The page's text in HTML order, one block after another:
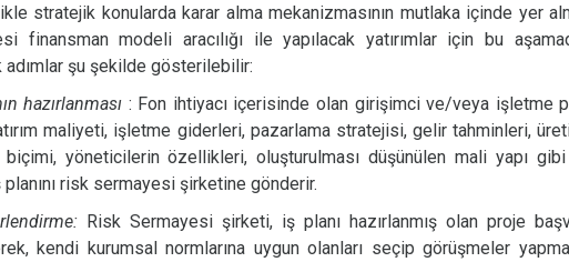
stratejik konularda karar alma mekanizmasının mutlaka içinde yer
finansman modeli aracılığı ile yapılacak yatırımlar için bu
şu şekilde gösterilebilir:
hazırlanması : Fon ihtiyacı içerisinde olan girişimci ve/veya işletme
maliyeti, işletme giderleri, pazarlama stratejisi, gelir tahminleri,
yöneticilerin özellikleri, oluşturulması düşünülen mali yapı
risk sermayesi şirketine gönderir.
Risk Sermayesi şirketi, iş planı hazırlanmış olan proje
kendi kurumsal normlarına uygun olanları seçip görüşmeler